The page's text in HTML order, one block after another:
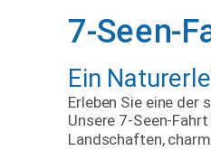
7-Seen-
Ein
Erleben Sie eine
Unsere 7-Seen-
Landschaften,